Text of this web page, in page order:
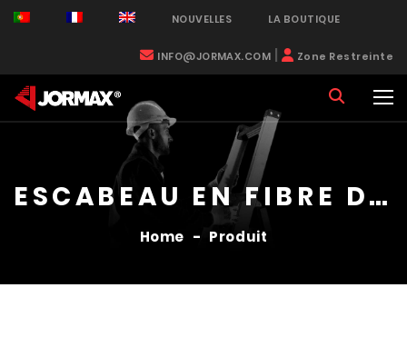
NOUVELLES LA BOUTIQUE
INFO@JORMAX.COM Zone Restreinte
ESCABEAU EN FIBRE DE VERRE
Home - Produit